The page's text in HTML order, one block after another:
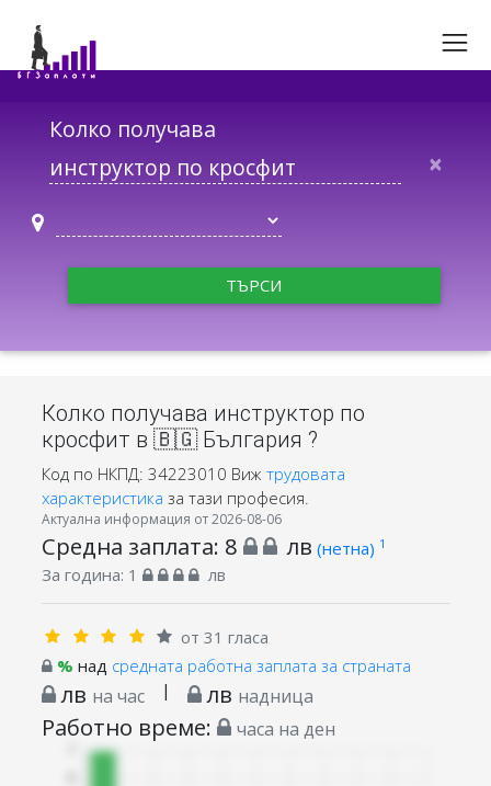
Колко получава
×
ТЪРСИ
Колко получава инструктор по
кросфит в 🇧🇬 България ?
Код по НКПД: 34223010 Виж трудовата
характеристика за тази професия.
Актуална информация от 2026-08-06
Средна заплата: 8 лв (нетна) 1
За година: 1 лв
от 31 гласа
% над средната работна заплата за страната
лв на час | лв надница
Работно време: часа на ден